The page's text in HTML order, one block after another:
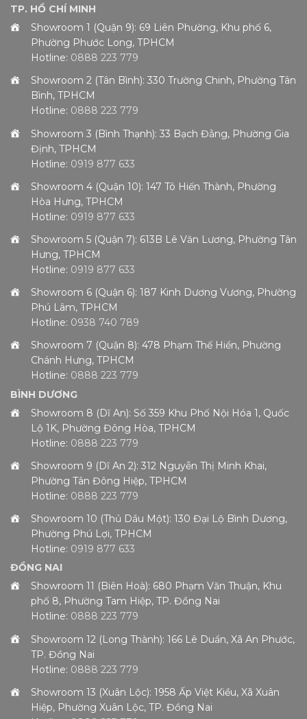
TP. HỒ CHÍ MINH
Showroom 1 (Quận 9): 69 Liên Phường, Khu phố 6,
Phường Phước Long, TPHCM
Hotline: 0888 223 779
Showroom 2 (Tân Bình): 330 Trường Chinh, Phường Tân
Bình, TPHCM
Hotline: 0888 223 779
Showroom 3 (Bình Thạnh): 33 Bạch Đằng, Phường Gia
Định, TPHCM
Hotline: 0919 877 633
Showroom 4 (Quận 10): 147 Tô Hiến Thành, Phường
Hòa Hưng, TPHCM
Hotline: 0919 877 633
Showroom 5 (Quận 7): 613B Lê Văn Lương, Phường Tân
Hưng, TPHCM
Hotline: 0919 877 633
Showroom 6 (Quận 6): 187 Kinh Dương Vương, Phường
Phú Lâm, TPHCM
Hotline: 0938 740 789
Showroom 7 (Quận 8): 478 Phạm Thế Hiển, Phường
Chánh Hưng, TPHCM
Hotline: 0888 223 779
BÌNH DƯƠNG
Showroom 8 (Dĩ An): Số 359 Khu Phố Nội Hóa 1, Quốc
Lộ 1K, Phường Đông Hòa, TPHCM
Hotline: 0888 223 779
Showroom 9 (Dĩ An 2): 312 Nguyễn Thị Minh Khai,
Phường Tân Đông Hiệp, TPHCM
Hotline: 0888 223 779
Showroom 10 (Thủ Dầu Một): 130 Đại Lộ Bình Dương,
Phường Phú Lợi, TPHCM
Hotline: 0919 877 633
ĐỒNG NAI
Showroom 11 (Biên Hoà): 680 Phạm Văn Thuận, Khu
phố 8, Phường Tam Hiệp, TP. Đồng Nai
Hotline: 0888 223 779
Showroom 12 (Long Thành): 166 Lê Duẩn, Xã An Phước,
TP. Đồng Nai
Hotline: 0888 223 779
Showroom 13 (Xuân Lộc): 1958 Ấp Việt Kiều, Xã Xuân
Hiệp, Phường Xuân Lộc, TP. Đồng Nai